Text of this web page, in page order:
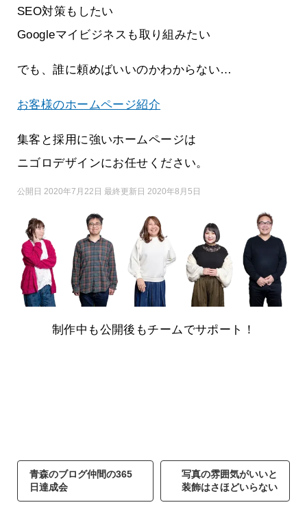
SEO対策もしたい
Googleマイビジネスも取り組みたい
でも、誰に頼めばいいのかわからない…
お客様のホームページ紹介
集客と採用に強いホームページは
ニゴロデザインにお任せください。
公開日 2020年7月22日 最終更新日 2020年8月5日
制作中も公開後もチームでサポート！
青森のブログ仲間の365
日達成会
写真の雰囲気がいいと
装飾はさほどいらない